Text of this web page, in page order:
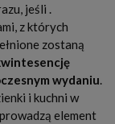
jeśli .
z których
zostaną
wydaniu.
i kuchni w
element